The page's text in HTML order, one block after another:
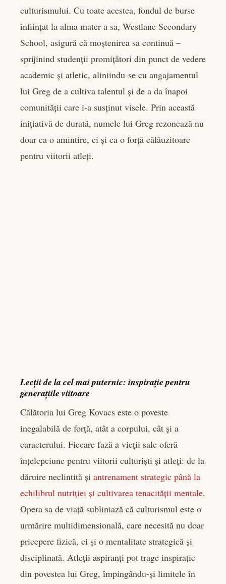
culturismului. Cu toate acestea, fondul de burse
înființat la alma mater a sa, Westlane Secondary
School, asigură că moștenirea sa continuă –
sprijinind studenții promițători din punct de vedere
academic și atletic, aliniindu-se cu angajamentul
lui Greg de a cultiva talentul și de a da înapoi
comunității care i-a susținut visele. Prin această
inițiativă de durată, numele lui Greg rezonează nu
doar ca o amintire, ci și ca o forță călăuzitoare
pentru viitorii atleți.
Lecții de la cel mai puternic: inspirație pentru
generațiile viitoare
Călătoria lui Greg Kovacs este o poveste
inegalabilă de forță, atât a corpului, cât și a
caracterului. Fiecare fază a vieții sale oferă
înțelepciune pentru viitorii culturiști și atleți: de la
dăruire neclintită și antrenament strategic până la
echilibrul nutriției și cultivarea tenacității mentale.
Opera sa de viață subliniază că culturismul este o
urmărire multidimensională, care necesită nu doar
pricepere fizică, ci și o mentalitate strategică și
disciplinată. Atleții aspiranți pot trage inspirație
din povestea lui Greg, împingându-și limitele în